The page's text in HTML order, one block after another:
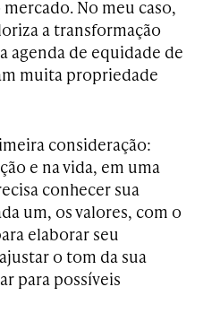
No meu caso,
a transformação
agenda de equidade de
muita propriedade
consideração:
e na vida, em uma
conhecer sua
um, os valores, com o
elaborar seu
o tom da sua
para possíveis